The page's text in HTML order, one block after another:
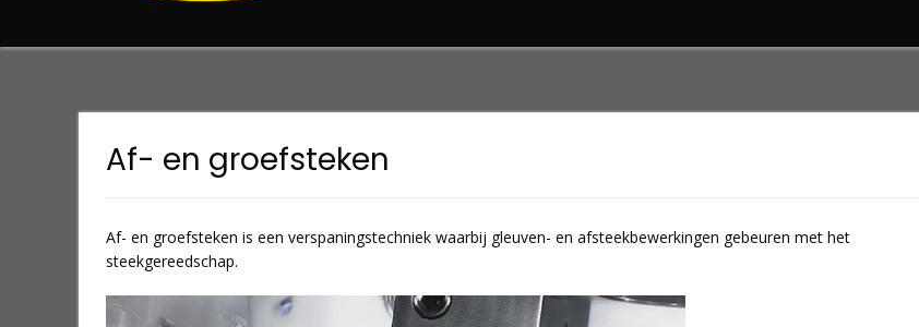
Af- en groefsteken
Af- en groefsteken is een verspaningstechniek waarbij gleuven- en afsteekbewerkingen gebeuren met het
steekgereedschap.